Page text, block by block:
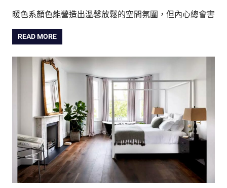
暖色系顏色能營造出溫馨放鬆的空間氛圍，但內心總會害
READ MORE